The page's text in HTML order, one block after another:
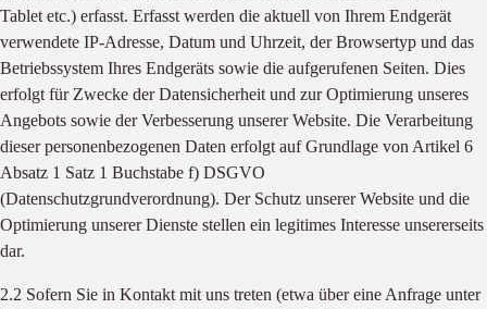
Tablet etc.) erfasst. Erfasst werden die aktuell von Ihrem Endgerät
verwendete IP-Adresse, Datum und Uhrzeit, der Browsertyp und das
Betriebssystem Ihres Endgeräts sowie die aufgerufenen Seiten. Dies
erfolgt für Zwecke der Datensicherheit und zur Optimierung unseres
Angebots sowie der Verbesserung unserer Website. Die Verarbeitung
dieser personenbezogenen Daten erfolgt auf Grundlage von Artikel 6
Absatz 1 Satz 1 Buchstabe f) DSGVO
(Datenschutzgrundverordnung). Der Schutz unserer Website und die
Optimierung unserer Dienste stellen ein legitimes Interesse unsererseits
dar.
2.2 Sofern Sie in Kontakt mit uns treten (etwa über eine Anfrage unter